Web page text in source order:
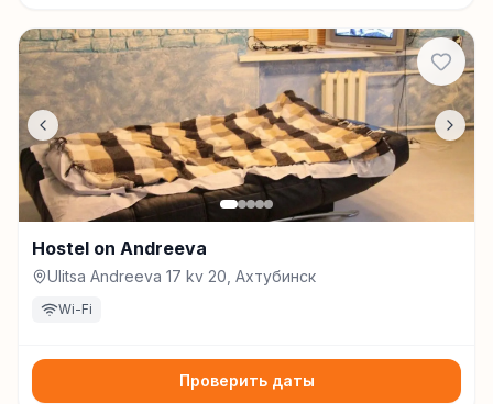
Hostel on Andreeva
Ulitsa Andreeva 17 kv 20, Ахтубинск
Wi-Fi
Проверить даты